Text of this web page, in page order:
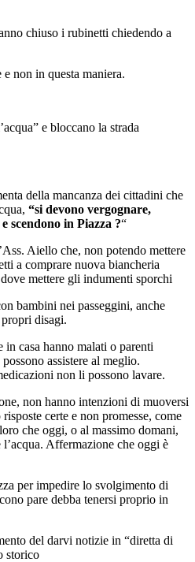
chiuso i rubinetti chiedendo a
non in questa maniera.
e bloccano la strada
della mancanza dei cittadini che
“si devono vergognare,
scendono in Piazza ?“
Aiello che, non potendo mettere
a comprare nuova biancheria
mettere gli indumenti sporchi
bambini nei passeggini, anche
disagi.
casa hanno malati o parenti
assistere al meglio.
non li possono lavare.
non hanno intenzioni di muoversi
certe e non promesse, come
che oggi, o al massimo domani,
Affermazione che oggi è
per impedire lo svolgimento di
pare debba tenersi proprio in
del darvi notizie in “diretta di
storico